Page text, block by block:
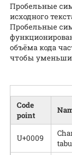
Пробельные
исходного
Пробельные
объёма кода
чтобы
Code
point
U+0009